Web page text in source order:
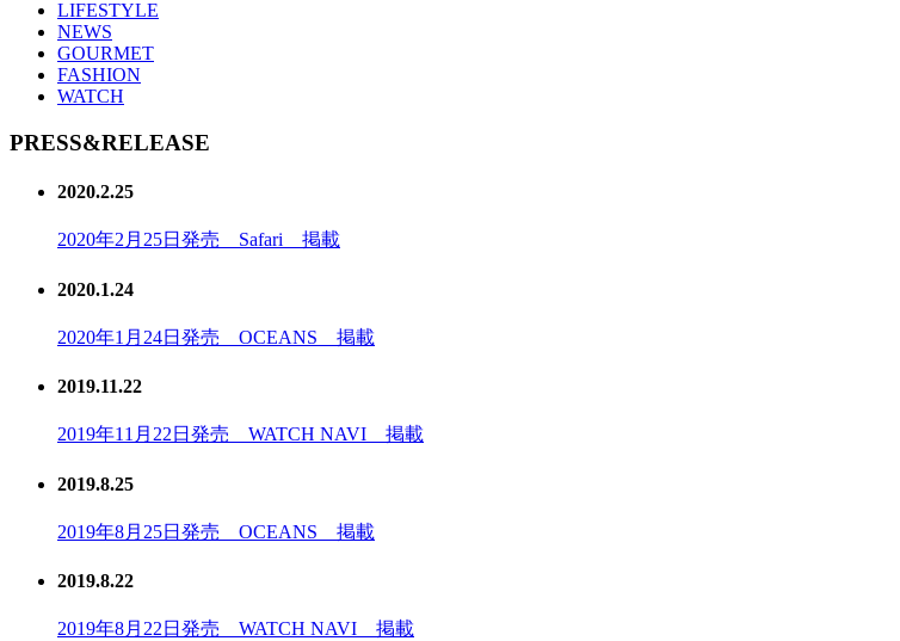
LIFESTYLE
NEWS
GOURMET
FASHION
WATCH
PRESS&RELEASE
2020.2.25
2020年2月25日発売 Safari 掲載
2020.1.24
2020年1月24日発売 OCEANS 掲載
2019.11.22
2019年11月22日発売 WATCH NAVI 掲載
2019.8.25
2019年8月25日発売 OCEANS 掲載
2019.8.22
2019年8月22日発売 WATCH NAVI 掲載